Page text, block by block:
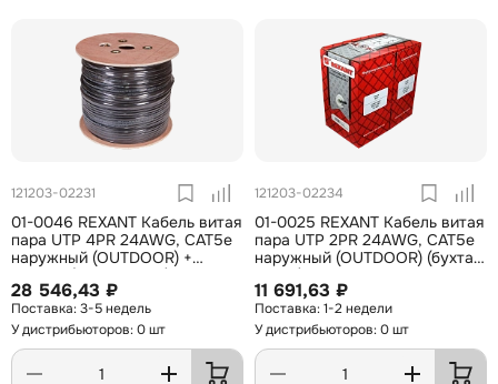
121203-02231
01-0046 REXANT Кабель витая
пара UTP 4PR 24AWG, CAT5e
наружный (OUTDOOR) +
ТРОС*1 (бухта 305 м)
28 546,43 ₽
3-5 недель
У дистрибьюторов: 0 шт
121203-02234
01-0025 REXANT Кабель витая
пара UTP 2PR 24AWG, CAT5e
наружный (OUTDOOR) (бухта
305 м)
11 691,63 ₽
1-2 недели
У дистрибьюторов: 0 шт